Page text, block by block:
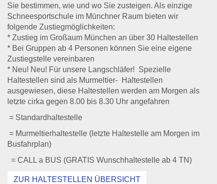
Sie bestimmen, wie und wo Sie zusteigen. Als einzige
Schneesportschule im Münchner Raum bieten wir
folgende Zustiegmöglichkeiten:
* Zustieg im Großaum München an über 30 Haltestellen
* Bei Gruppen ab 4 Personen können Sie eine eigene
Zustiegstelle vereinbaren
* Neu! Neu! Für unsere Langschläfer! Spezielle
Haltestellen sind als Murmeltier- Haltestellen
ausgewiesen, diese Haltestellen werden am Morgen als
letzte cirka gegen 8.00 bis 8.30 Uhr angefahren
= Standardhaltestelle
= Murmeltierhaltestelle (letzte Haltestelle am Morgen im
Busfahrplan)
= CALL a BUS (GRATIS Wunschhaltestelle ab 4 TN)
ZUR HALTESTELLEN ÜBERSICHT